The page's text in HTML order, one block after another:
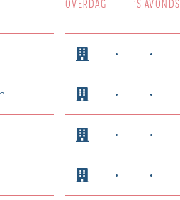
OVERDAG ’S AVONDS